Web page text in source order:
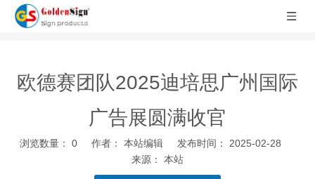
欧德赛团队2025迪培思广州国际
广告展圆满收官
浏览数量： 0 作者： 本站编辑 发布时间： 2025-02-28
来源： 本站